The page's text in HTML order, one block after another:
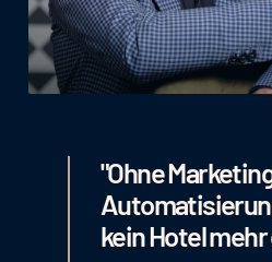
"Ohne
kein Hotel